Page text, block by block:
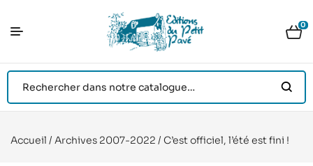
0
Accueil / Archives 2007-2022 / C’est officiel, l’été est fini !